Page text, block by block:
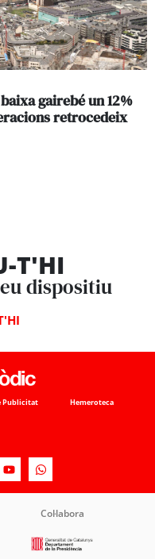
gairebé un 12%
retrocedeix
T'HI
dispositiu
Publicitat Hemeroteca
Col·labora